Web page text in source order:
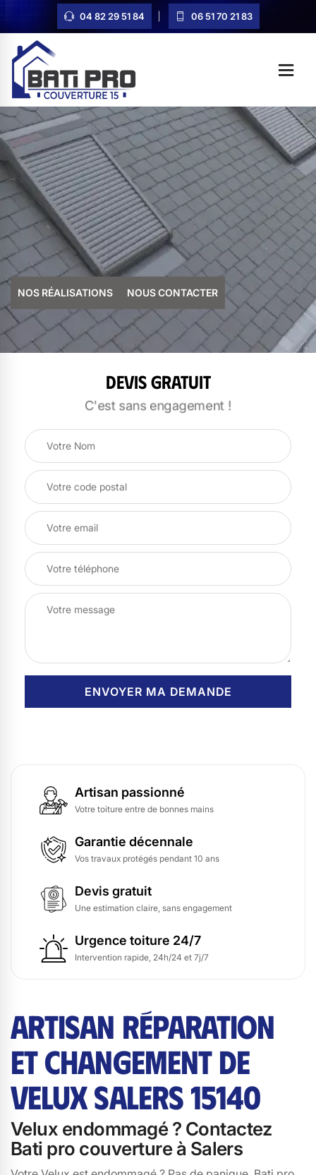
04 82 29 51 84 06 51 70 21 83
NOS RÉALISATIONS NOUS CONTACTER
Devis gratuit
C'est sans engagement !
Artisan passionné
Votre toiture entre de bonnes mains
Garantie décennale
Vos travaux protégés pendant 10 ans
Devis gratuit
Une estimation claire, sans engagement
Urgence toiture 24/7
Intervention rapide, 24h/24 et 7j/7
ARTISAN RÉPARATION
ET CHANGEMENT DE
VELUX SALERS 15140
Velux endommagé ? Contactez
Bati pro couverture à Salers